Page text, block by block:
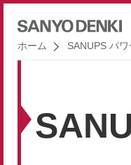
ホーム SANUPS パ